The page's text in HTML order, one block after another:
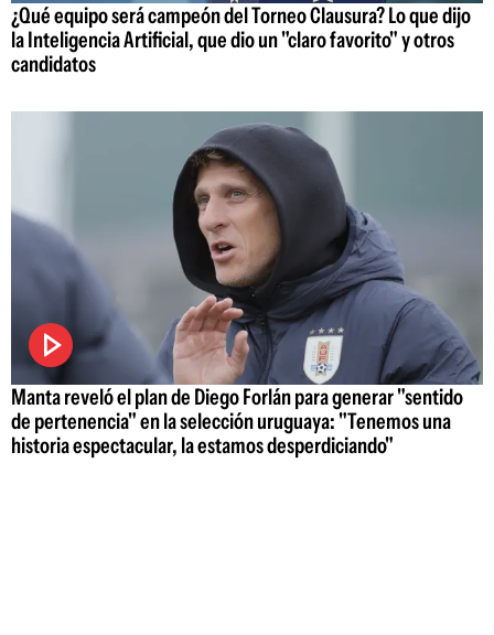
¿Qué equipo será campeón del Torneo Clausura? Lo que dijo
la Inteligencia Artificial, que dio un "claro favorito" y otros
candidatos
Manta reveló el plan de Diego Forlán para generar "sentido
de pertenencia" en la selección uruguaya: "Tenemos una
historia espectacular, la estamos desperdiciando"